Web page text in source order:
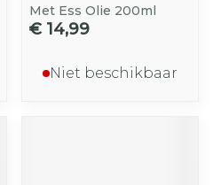
Met Ess Olie 200ml
€ 14,99
Niet beschikbaar